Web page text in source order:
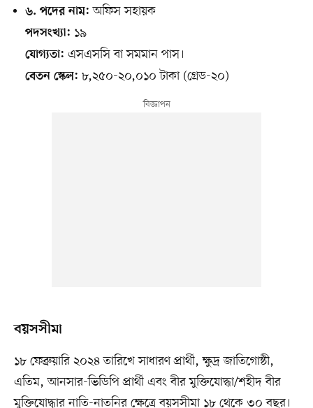
৬. পদের নাম: অফিস সহায়ক
পদসংখ্যা: ১৯
যোগ্যতা: এসএসসি বা সমমান পাস।
বেতন স্কেল: ৮,২৫০-২০,০১০ টাকা (গ্রেড-২০)
বয়সসীমা
১৮ ফেব্রুয়ারি ২০২৪ তারিখে সাধারণ প্রার্থী, ক্ষুদ্র জাতিগোষ্ঠী,
এতিম, আনসার-ভিডিপি প্রার্থী এবং বীর মুক্তিযোদ্ধা/শহীদ বীর
মুক্তিযোদ্ধার নাতি-নাতনির ক্ষেত্রে বয়সসীমা ১৮ থেকে ৩০ বছর।